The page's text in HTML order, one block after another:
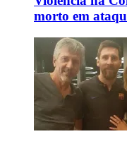
morto em